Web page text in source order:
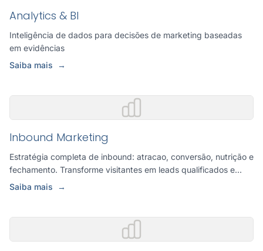
Analytics & BI
Inteligência de dados para decisões de marketing baseadas
em evidências
Saiba mais
→
Inbound Marketing
Estratégia completa de inbound: atracao, conversão, nutrição e
fechamento. Transforme visitantes em leads qualificados e...
Saiba mais
→